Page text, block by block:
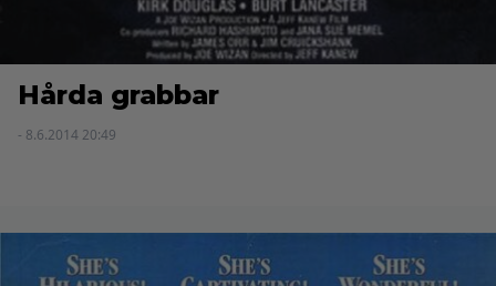
Hårda grabbar
- 8.6.2014 20:49